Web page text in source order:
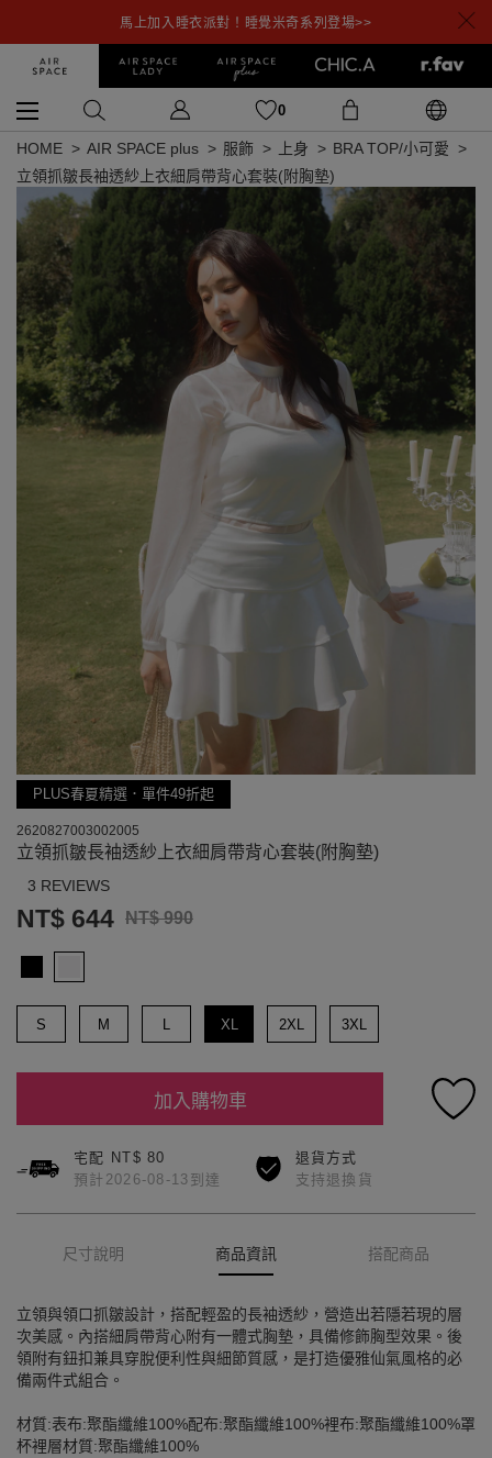
馬上加入睡衣派對！睡覺米奇系列登場>>
0
HOME AIR SPACE plus 服飾 上身
BRA TOP/小可愛
立領抓皺長袖透紗上衣細肩帶背心套裝(附胸墊)
PLUS春夏精選．單件49折起
2620827003002005
立領抓皺長袖透紗上衣細肩帶背心套裝(附胸墊)
3 REVIEWS
NT$ 644 NT$ 990
S M L XL 2XL 3XL
加入購物車
宅配 NT$ 80
預計2026-08-13到達
退貨方式
支持退換貨
尺寸說明 商品資訊 搭配商品
立領與領口抓皺設計，搭配輕盈的長袖透紗，營造出若隱若現的層
次美感。內搭細肩帶背心附有一體式胸墊，具備修飾胸型效果。後
領附有鈕扣兼具穿脫便利性與細節質感，是打造優雅仙氣風格的必
備兩件式組合。
材質:表布:聚酯纖維100%配布:聚酯纖維100%裡布:聚酯纖維100%罩
杯裡層材質:聚酯纖維100%